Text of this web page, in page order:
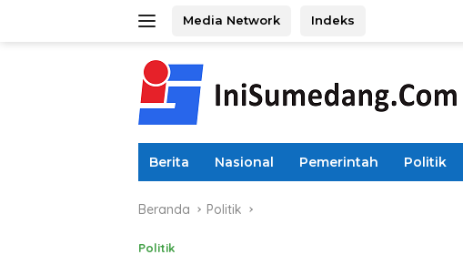
Media Network Indeks
Berita Nasional Pemerintah Politik
Beranda Politik
Politik